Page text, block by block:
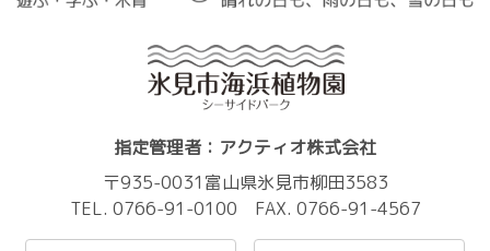
指定管理者：アクティオ株式会社
〒935-0031富山県氷見市柳田3583
TEL. 0766-91-0100 FAX. 0766-91-4567